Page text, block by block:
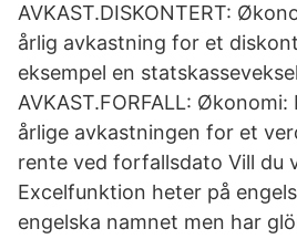
AVKAST.DISKONTERT:
årlig avkastning for et
eksempel en
AVKAST.FORFALL:
årlige avkastningen for et
rente ved forfallsdato Vill du
Excelfunktion heter på
engelska namnet men har